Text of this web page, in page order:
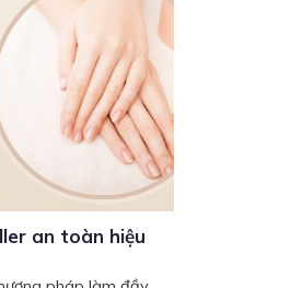
an toàn hiệu